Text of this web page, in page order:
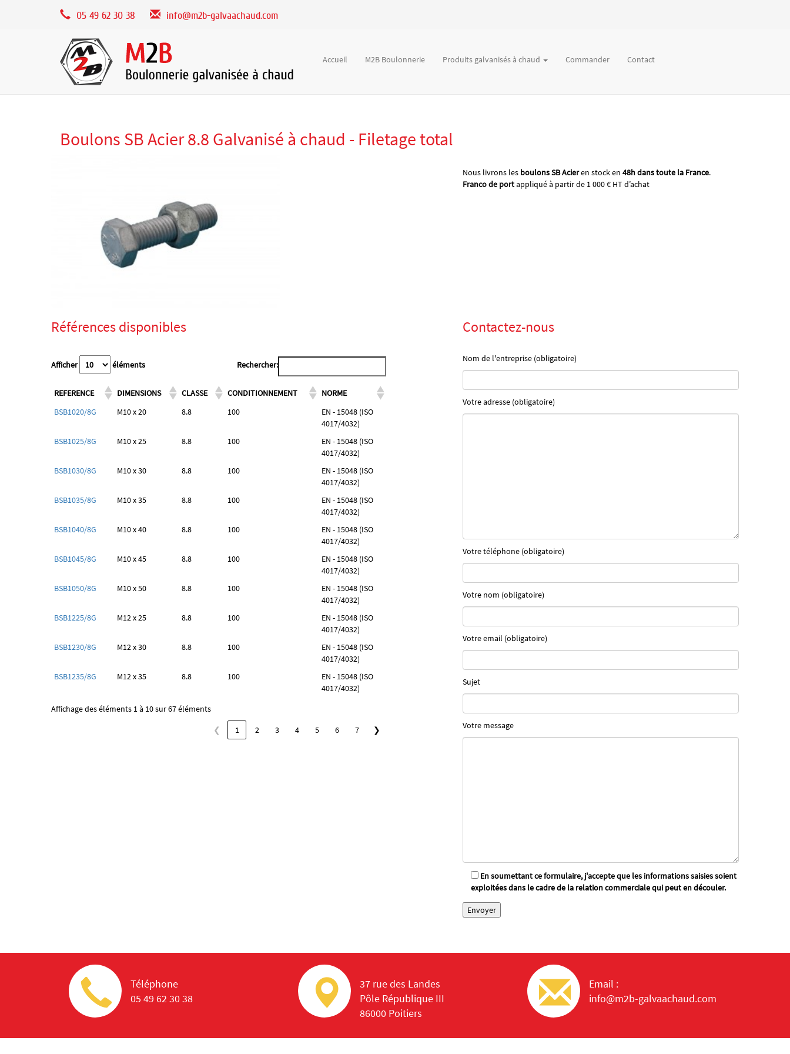
05 49 62 30 38 info@m2b-galvaachaud.com
Accueil M2B Boulonnerie Produits galvanisés à chaud Commander Contact
Boulons SB Acier 8.8 Galvanisé à chaud - Filetage total
Nous livrons les boulons SB Acieren stock en 48h dans toute la France.
Franco de portappliqué à partir de 1 000 € HT d’achat
Références disponibles
Afficher éléments Rechercher:
REFERENCE DIMENSIONS CLASSE CONDITIONNEMENT
NORME
BSB1020/8G
M10 x 20 8.8 100
EN - 15048 (ISO
4017/4032)
BSB1025/8G
M10 x 25 8.8 100
EN - 15048 (ISO
4017/4032)
BSB1030/8G
M10 x 30 8.8 100
EN - 15048 (ISO
4017/4032)
BSB1035/8G
M10 x 35 8.8 100
EN - 15048 (ISO
4017/4032)
BSB1040/8G
M10 x 40 8.8 100
EN - 15048 (ISO
4017/4032)
BSB1045/8G
M10 x 45 8.8 100
EN - 15048 (ISO
4017/4032)
BSB1050/8G
M10 x 50 8.8 100
EN - 15048 (ISO
4017/4032)
BSB1225/8G
M12 x 25 8.8 100
EN - 15048 (ISO
4017/4032)
BSB1230/8G
M12 x 30 8.8 100
EN - 15048 (ISO
4017/4032)
BSB1235/8G
M12 x 35 8.8 100
EN - 15048 (ISO
4017/4032)
Affichage des éléments 1 à 10 sur 67 éléments
❮
1 2 3 4 5 6 7 ❯
Contactez-nous
Nom de l'entreprise (obligatoire)
Votre adresse (obligatoire)
Votre téléphone (obligatoire)
Votre nom (obligatoire)
Votre email (obligatoire)
Sujet
Votre message
En soumettant ce formulaire, j'accepte que les informations saisies soient
exploitées dans le cadre de la relation commerciale qui peut en découler.
Téléphone
05 49 62 30 38
37 rue des Landes
Pôle République III
86000 Poitiers
Email :
info@m2b-galvaachaud.com